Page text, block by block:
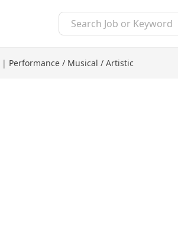
| Performance / Musical / Artistic